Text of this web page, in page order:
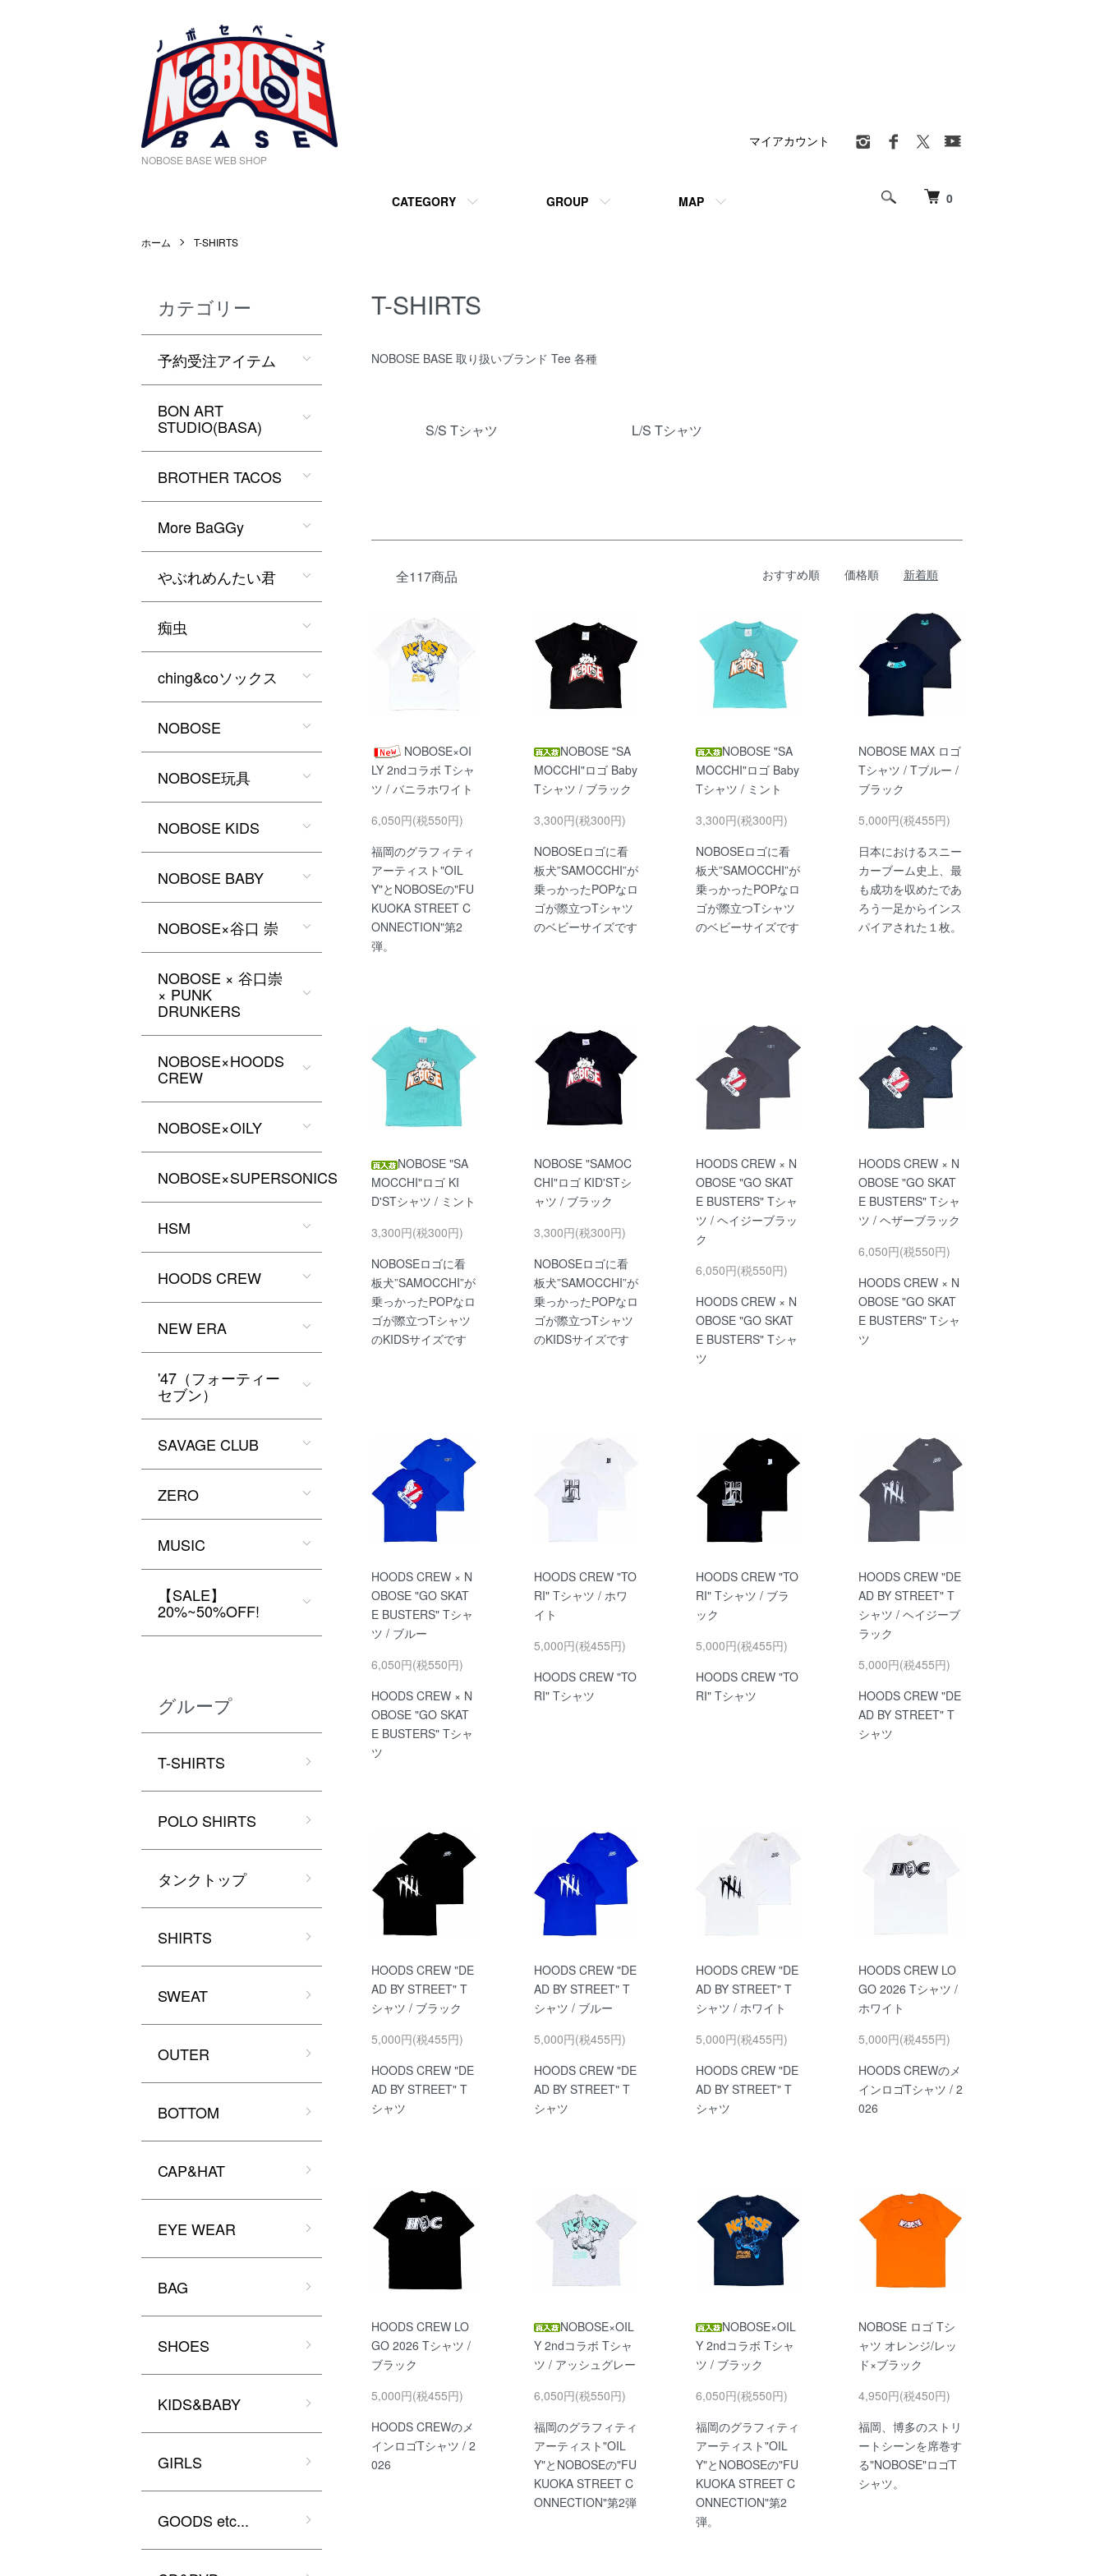
NOBOSE BASE WEB SHOP
0
CATEGORY GROUP MAP
マイアカウント
ホーム T-SHIRTS
T-SHIRTS
NOBOSE BASE 取り扱いブランド Tee 各種
グループ一覧S/S Tシャツ L/S Tシャツ
全117商品 おすすめ順 価格順 新着順
NOBOSE×OI
LY 2ndコラボ Tシャ
ツ / バニラホワイト
6,050円(税550円)
福岡のグラフィティ
アーティスト"OIL
Y"とNOBOSEの"FU
KUOKA STREET C
ONNECTION"第2
弾。
NOBOSE "SA
MOCCHI"ロゴ Baby
Tシャツ / ブラック
3,300円(税300円)
NOBOSEロゴに看
板犬”SAMOCCHI”が
乗っかったPOPなロ
ゴが際立つTシャツ
のベビーサイズです
NOBOSE "SA
MOCCHI"ロゴ Baby
Tシャツ / ミント
3,300円(税300円)
NOBOSEロゴに看
板犬”SAMOCCHI”が
乗っかったPOPなロ
ゴが際立つTシャツ
のベビーサイズです
NOBOSE MAX ロゴ
Tシャツ / Tブルー /
ブラック
5,000円(税455円)
日本におけるスニー
カーブーム史上、最
も成功を収めたであ
ろう一足からインス
パイアされた１枚。
NOBOSE "SA
MOCCHI"ロゴ KI
D'STシャツ / ミント
3,300円(税300円)
NOBOSEロゴに看
板犬”SAMOCCHI”が
乗っかったPOPなロ
ゴが際立つTシャツ
のKIDSサイズです
NOBOSE "SAMOC
CHI"ロゴ KID'STシ
ャツ / ブラック
3,300円(税300円)
NOBOSEロゴに看
板犬”SAMOCCHI”が
乗っかったPOPなロ
ゴが際立つTシャツ
のKIDSサイズです
HOODS CREW × N
OBOSE "GO SKAT
E BUSTERS" Tシャ
ツ / ヘイジーブラッ
ク
6,050円(税550円)
HOODS CREW × N
OBOSE "GO SKAT
E BUSTERS" Tシャ
ツ
HOODS CREW × N
OBOSE "GO SKAT
E BUSTERS" Tシャ
ツ / ヘザーブラック
6,050円(税550円)
HOODS CREW × N
OBOSE "GO SKAT
E BUSTERS" Tシャ
ツ
HOODS CREW × N
OBOSE "GO SKAT
E BUSTERS" Tシャ
ツ / ブルー
6,050円(税550円)
HOODS CREW × N
OBOSE "GO SKAT
E BUSTERS" Tシャ
ツ
HOODS CREW "TO
RI" Tシャツ / ホワ
イト
5,000円(税455円)
HOODS CREW "TO
RI" Tシャツ
HOODS CREW "TO
RI" Tシャツ / ブラ
ック
5,000円(税455円)
HOODS CREW "TO
RI" Tシャツ
HOODS CREW "DE
AD BY STREET" T
シャツ / ヘイジーブ
ラック
5,000円(税455円)
HOODS CREW "DE
AD BY STREET" T
シャツ
HOODS CREW "DE
AD BY STREET" T
シャツ / ブラック
5,000円(税455円)
HOODS CREW "DE
AD BY STREET" T
シャツ
HOODS CREW "DE
AD BY STREET" T
シャツ / ブルー
5,000円(税455円)
HOODS CREW "DE
AD BY STREET" T
シャツ
HOODS CREW "DE
AD BY STREET" T
シャツ / ホワイト
5,000円(税455円)
HOODS CREW "DE
AD BY STREET" T
シャツ
HOODS CREW LO
GO 2026 Tシャツ /
ホワイト
5,000円(税455円)
HOODS CREWのメ
インロゴTシャツ / 2
026
HOODS CREW LO
GO 2026 Tシャツ /
ブラック
5,000円(税455円)
HOODS CREWのメ
インロゴTシャツ / 2
026
NOBOSE×OIL
Y 2ndコラボ Tシャ
ツ / アッシュグレー
6,050円(税550円)
福岡のグラフィティ
アーティスト"OIL
Y"とNOBOSEの"FU
KUOKA STREET C
ONNECTION"第2弾
NOBOSE×OIL
Y 2ndコラボ Tシャ
ツ / ブラック
6,050円(税550円)
福岡のグラフィティ
アーティスト"OIL
Y"とNOBOSEの"FU
KUOKA STREET C
ONNECTION"第2
弾。
NOBOSE ロゴ Tシ
ャツ オレンジ/レッ
ド×ブラック
4,950円(税450円)
福岡、博多のストリ
ートシーンを席巻す
る"NOBOSE"ロゴT
シャツ。
カテゴリー
予約受注アイテム
BON ART
STUDIO(BASA)
BROTHER TACOS
More BaGGy
やぶれめんたい君
痴虫
ching&coソックス
NOBOSE
NOBOSE玩具
NOBOSE KIDS
NOBOSE BABY
NOBOSE×谷口 崇
NOBOSE × 谷口崇
× PUNK
DRUNKERS
NOBOSE×HOODS
CREW
NOBOSE×OILY
NOBOSE×SUPERSONICS
HSM
HOODS CREW
NEW ERA
'47（フォーティー
セブン）
SAVAGE CLUB
ZERO
MUSIC
【SALE】
20%~50%OFF!
グループ
T-SHIRTS
POLO SHIRTS
タンクトップ
SHIRTS
SWEAT
OUTER
BOTTOM
CAP&HAT
EYE WEAR
BAG
SHOES
KIDS&BABY
GIRLS
GOODS etc...